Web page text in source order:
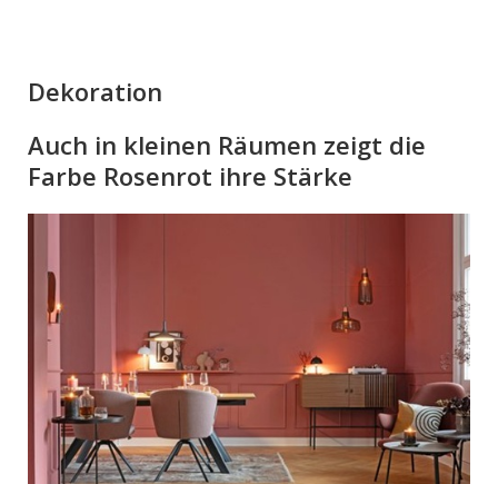
Dekoration
Auch in kleinen Räumen zeigt die
Farbe Rosenrot ihre Stärke